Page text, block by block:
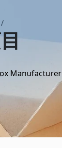
/
Manufacturer